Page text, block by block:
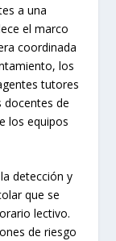
a una
el marco
coordinada
los
tutores
docentes de
los equipos
detección y
que se
lectivo.
de riesgo